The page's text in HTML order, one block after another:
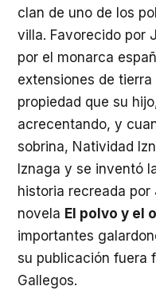
clan de uno de los
villa. Favorecido por
por el monarca
extensiones de
propiedad que su
acrecentando, y
sobrina, Natividad
Iznaga y se inventó
historia recreada
novela El polvo y el
importantes
su publicación fuera
Gallegos.